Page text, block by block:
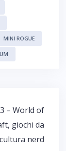
MINI ROGUE
– World of
giochi da
nerd